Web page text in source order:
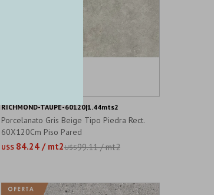
Porcelanato Gris Beige Tipo Piedra Rect.
60X120Cm Piso Pared
U$S 84.24 / mt2U$S99.11 / mt2
RICHMOND-TAUPE-60120|1.44mts2